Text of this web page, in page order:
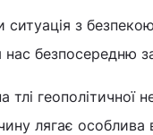
з
безпосередню
геополітичної
лягає особлива